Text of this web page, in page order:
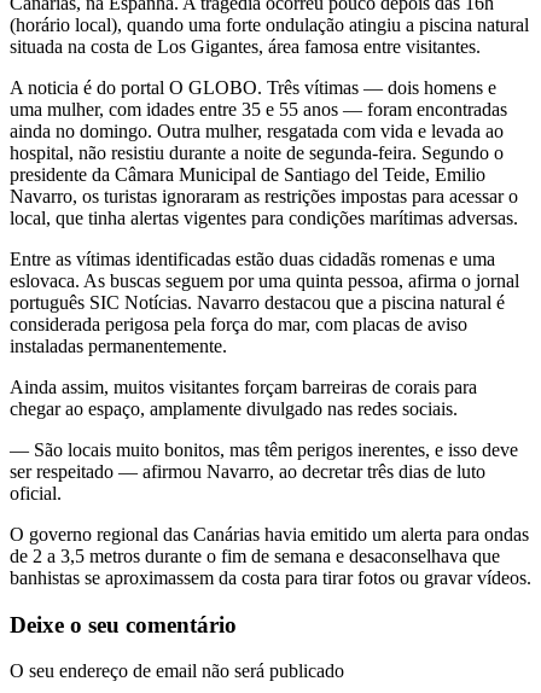
(horário local), quando uma forte ondulação atingiu a piscina natural
situada na costa de Los Gigantes, área famosa entre visitantes.
A noticia é do portal O GLOBO. Três vítimas — dois homens e
uma mulher, com idades entre 35 e 55 anos — foram encontradas
ainda no domingo. Outra mulher, resgatada com vida e levada ao
hospital, não resistiu durante a noite de segunda-feira. Segundo o
presidente da Câmara Municipal de Santiago del Teide, Emilio
Navarro, os turistas ignoraram as restrições impostas para acessar o
local, que tinha alertas vigentes para condições marítimas adversas.
Entre as vítimas identificadas estão duas cidadãs romenas e uma
eslovaca. As buscas seguem por uma quinta pessoa, afirma o jornal
português SIC Notícias. Navarro destacou que a piscina natural é
considerada perigosa pela força do mar, com placas de aviso
instaladas permanentemente.
Ainda assim, muitos visitantes forçam barreiras de corais para
chegar ao espaço, amplamente divulgado nas redes sociais.
— São locais muito bonitos, mas têm perigos inerentes, e isso deve
ser respeitado — afirmou Navarro, ao decretar três dias de luto
oficial.
O governo regional das Canárias havia emitido um alerta para ondas
de 2 a 3,5 metros durante o fim de semana e desaconselhava que
banhistas se aproximassem da costa para tirar fotos ou gravar vídeos.
Deixe o seu comentário
O seu endereço de email não será publicado